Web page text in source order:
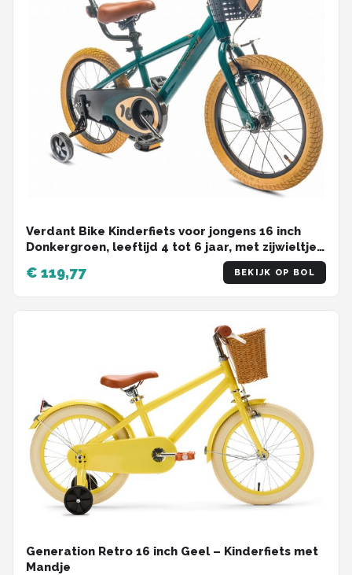
Verdant Bike Kinderfiets voor jongens 16 inch
Donkergroen, leeftijd 4 tot 6 jaar, met zijwieltjes,
€ 119,77 BEKIJK OP BOL
Generation Retro 16 inch Geel – Kinderfiets met
Mandje